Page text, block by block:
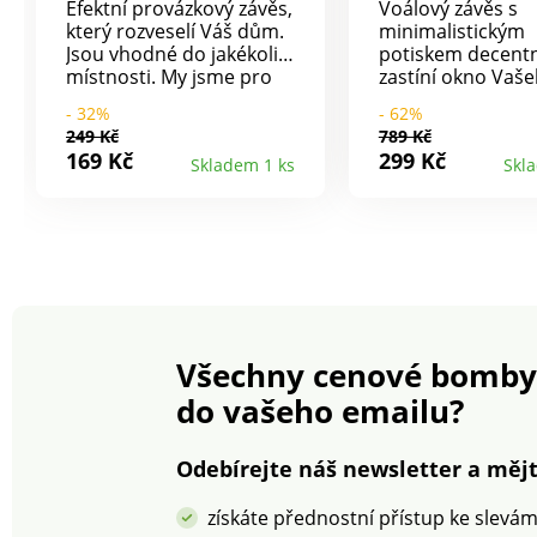
Efektní provázkový závěs,
který rozveselí Váš dům.
Jsou vhodné do jakékoliv
místnosti. My jsme pro
svěžích odstínů, které
Vás naladí pozitivní
energií. Vrchní okraj s
- 32%
249 Kč
169 Kč Skladem 1 ks
Voálový závěs s
minimalistickým
potiskem
zastíní okno
dekorací. Ušitý z
jemného voálu,
propouští světlo.
- 62%
789 Kč
299 Kč
Všechny cenové bomby
do vašeho emailu?
Odebírejte náš newsletter a
získáte přednostní přístup ke